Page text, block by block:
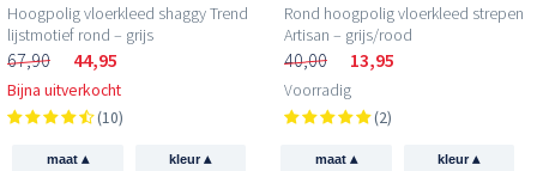
Hoogpolig vloerkleed shaggy Trend
lijstmotief rond – grijs
67,90 44,95
Bijna uitverkocht
(10)
maat ▴ kleur▴
Rond hoogpolig vloerkleed strepen
Artisan – grijs/rood
40,00 13,95
Voorradig
(2)
maat ▴ kleur▴